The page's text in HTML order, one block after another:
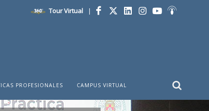
Tour Virtual |
PROFESIONALES CAMPUS VIRTUAL